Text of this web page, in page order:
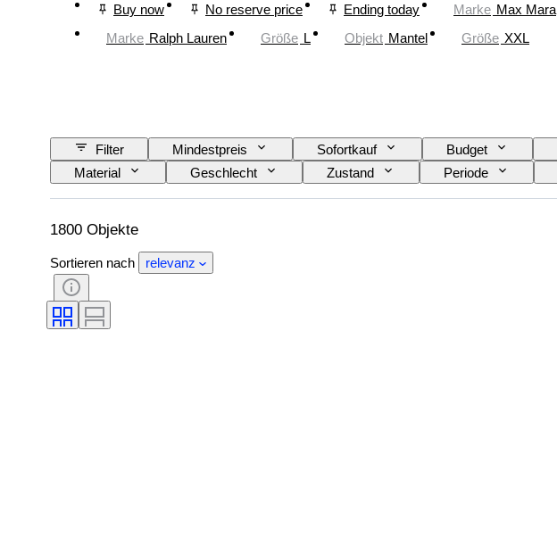
Buy now No reserve price Ending today Marke Max Mara
Marke Ralph Lauren Größe L Objekt Mantel Größe XXL
Filter Mindestpreis Sofortkauf Budget
Material
Geschlecht Zustand Periode
Muster
Hemdkragengröße Accessoires enthalten
1800 Objekte
Sortieren nach relevanz